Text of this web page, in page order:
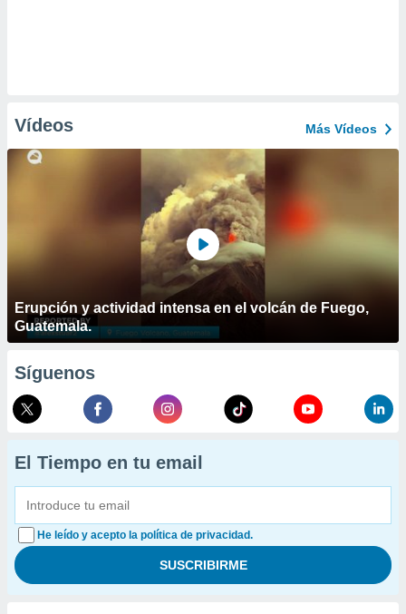
Vídeos Más Vídeos
Erupción y actividad intensa en el volcán de Fuego,
Guatemala.
Síguenos
El Tiempo en tu email
He leído y acepto la política de privacidad.